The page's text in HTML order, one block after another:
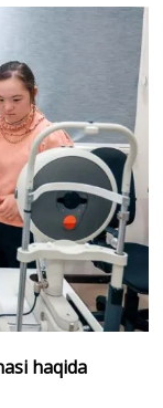
haqida